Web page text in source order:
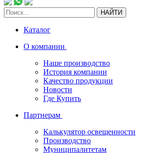
НАЙТИ
Каталог
О компании
Наше производство
История компании
Качество продукции
Новости
Где Купить
Партнерам
Калькулятор освещенности
Производство
Муниципалитетам